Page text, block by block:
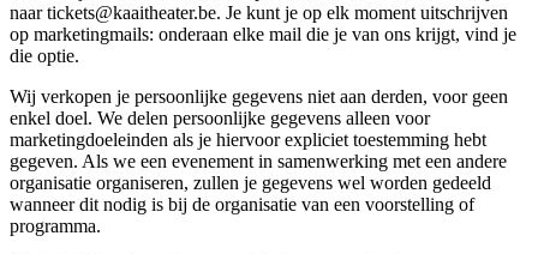
naartickets@kaaitheater.be. Je kunt je op elk moment uitschrijven
op marketingmails: onderaan elke mail die je van ons krijgt, vind je
die optie.
Wij verkopen je persoonlijke gegevens niet aan derden, voor geen
enkel doel. We delen persoonlijke gegevens alleen voor
marketingdoeleinden als je hiervoor expliciet toestemming hebt
gegeven. Als we een evenement in samenwerking met een andere
organisatie organiseren, zullen je gegevens wel worden gedeeld
wanneer dit nodig is bij de organisatie van een voorstelling of
programma.